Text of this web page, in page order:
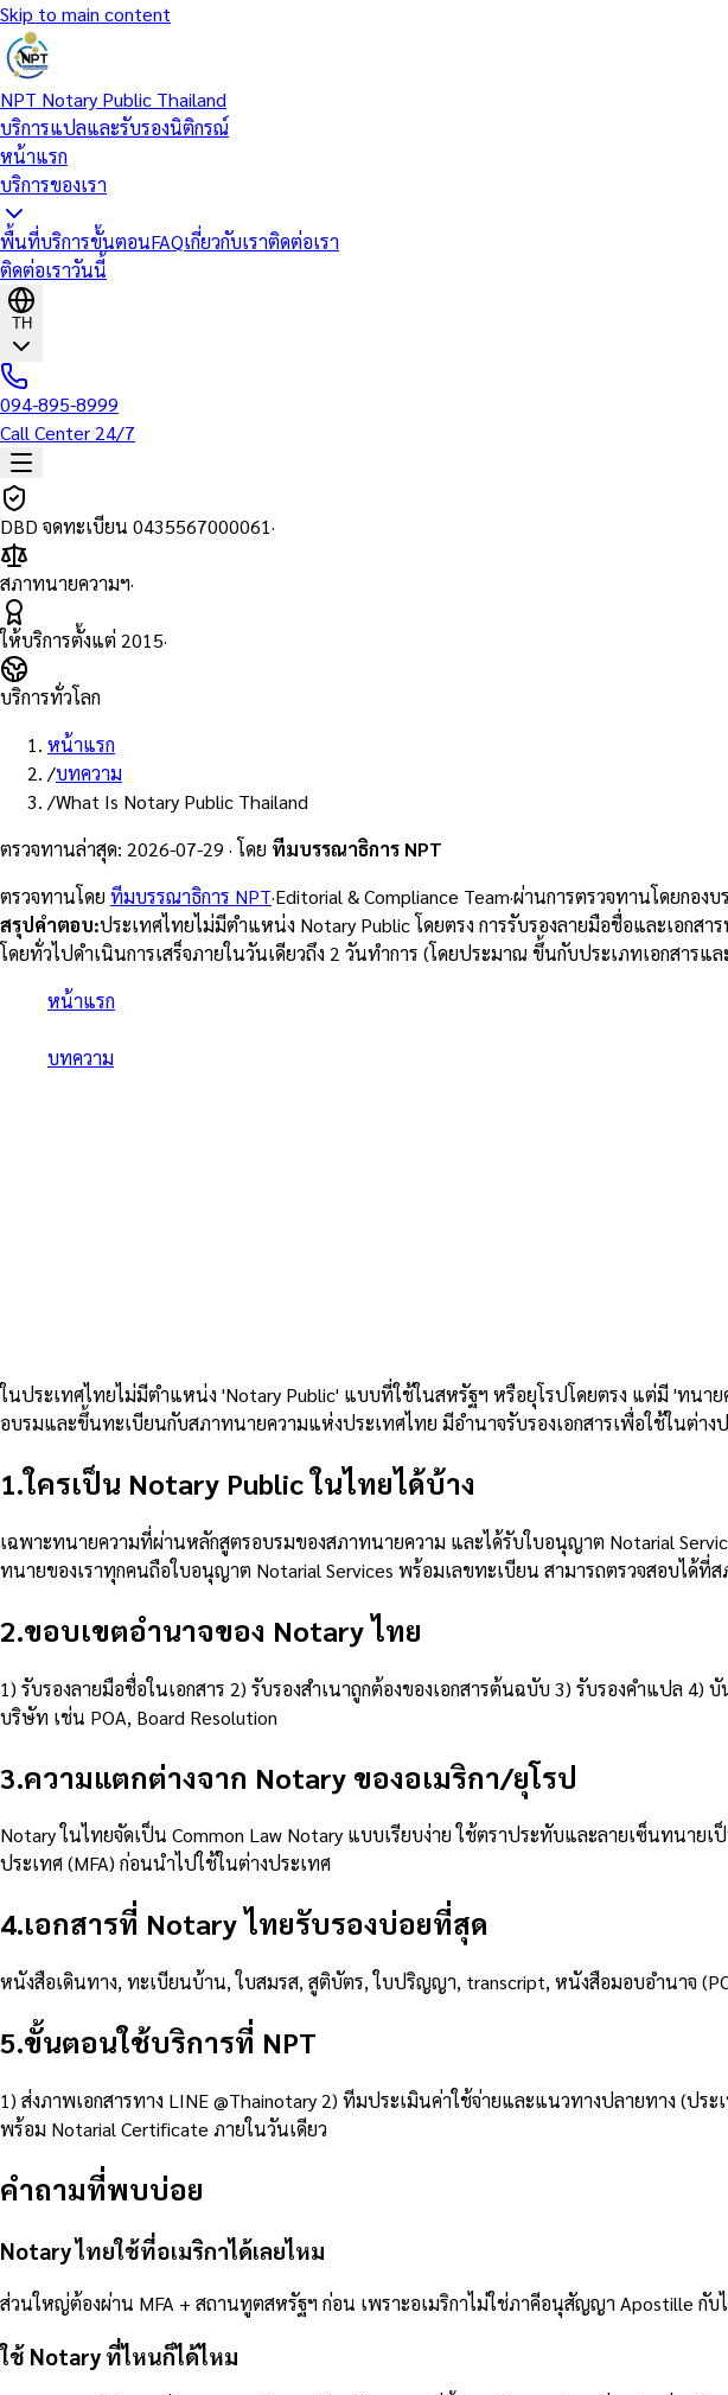
Skip to main content
NPT Notary Public Thailand
บริการแปลและรับรองนิติกรณ์
หน้าแรก
บริการของเรา
พื้นที่บริการขั้นตอนFAQเกี่ยวกับเราติดต่อเรา
ติดต่อเราวันนี้
TH
094-895-8999
Call Center 24/7
DBD จดทะเบียน 0435567000061·
สภาทนายความฯ·
ให้บริการตั้งแต่ 2015·
บริการทั่วโลก
หน้าแรก
/บทความ
/What Is Notary Public Thailand
ตรวจทานล่าสุด: 2026-07-29 · โดย ทีมบรรณาธิการ NPT
ตรวจทานโดย ทีมบรรณาธิการ NPT·Editorial & Compliance Team·ผ่านการตรวจทานโดยกองบ
สรุปคำตอบ:ประเทศไทยไม่มีตำแหน่ง Notary Public โดยตรง การรับรองลายมือชื่อและเอก
โดยทั่วไปดำเนินการเสร็จภายในวันเดียวถึง 2 วันทำการ (โดยประมาณ ขึ้นกับประเภทเอกสารแล
หน้าแรก
บทความ
ในประเทศไทยไม่มีตำแหน่ง 'Notary Public' แบบที่ใช้ในสหรัฐฯ หรือยุโรปโดยตรง แต่มี 'ทนา
อบรมและขึ้นทะเบียนกับสภาทนายความแห่งประเทศไทย มีอำนาจรับรองเอกสารเพื่อใช้ในต่าง
1.ใครเป็น Notary Public ในไทยได้บ้าง
เฉพาะทนายความที่ผ่านหลักสูตรอบรมของสภาทนายความ และได้รับใบอนุญาต Notarial
ทนายของเราทุกคนถือใบอนุญาต Notarial Services พร้อมเลขทะเบียน สามารถตรวจสอบได้ที่
2.ขอบเขตอำนาจของ Notary ไทย
1) รับรองลายมือชื่อในเอกสาร 2) รับรองสำเนาถูกต้องของเอกสารต้นฉบับ 3) รับรองคำแปล
บริษัท เช่น POA, Board Resolution
3.ความแตกต่างจาก Notary ของอเมริกา/ยุโรป
Notary ในไทยจัดเป็น Common Law Notary แบบเรียบง่าย ใช้ตราประทับและลายเซ็นทนาย
ประเทศ (MFA) ก่อนนำไปใช้ในต่างประเทศ
4.เอกสารที่ Notary ไทยรับรองบ่อยที่สุด
หนังสือเดินทาง, ทะเบียนบ้าน, ใบสมรส, สูติบัตร, ใบปริญญา, transcript, หนังสือมอบอำนาจ
5.ขั้นตอนใช้บริการที่ NPT
1) ส่งภาพเอกสารทาง LINE @Thainotary 2) ทีมประเมินค่าใช้จ่ายและแนวทางปลายทาง (
พร้อม Notarial Certificate ภายในวันเดียว
คำถามที่พบบ่อย
Notary ไทยใช้ที่อเมริกาได้เลยไหม
ส่วนใหญ่ต้องผ่าน MFA + สถานทูตสหรัฐฯ ก่อน เพราะอเมริกาไม่ใช่ภาคีอนุสัญญา Apostille
ใช้ Notary ที่ไหนก็ได้ไหม